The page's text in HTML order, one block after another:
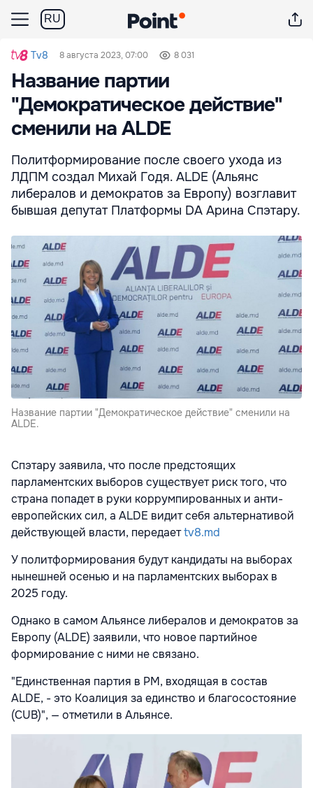
RU
Tv8 8 августа 2023, 07:00 8 031
Название партии
"Демократическое действие"
сменили на ALDE
Политформирование после своего ухода из
ЛДПМ создал Михай Годя. ALDE (Альянс
либералов и демократов за Европу) возглавит
бывшая депутат Платформы DA Арина Спэтару.
Название партии "Демократическое действие" сменили на
ALDE.
Спэтару заявила, что после предстоящих
парламентских выборов существует риск того, что
страна попадет в руки коррумпированных и анти-
европейских сил, а ALDE видит себя альтернативой
действующей власти, передаетtv8.md
У политформирования будут кандидаты на выборах
нынешней осенью и на парламентских выборах в
2025 году.
Однако в самом Альянсе либералов и демократов за
Европу (ALDE) заявили, что новое партийное
формирование с ними не связано.
"Единственная партия в РМ, входящая в состав
ALDE, - это Коалиция за единство и благосостояние
(CUB)", — отметили в Альянсе.